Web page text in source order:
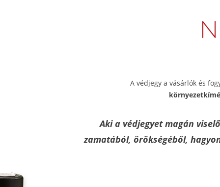
A védjegy a vásárlók és
Aki a védjegyet magán
zamatából, örökségéből,